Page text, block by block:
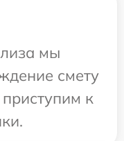
мы
смету
к